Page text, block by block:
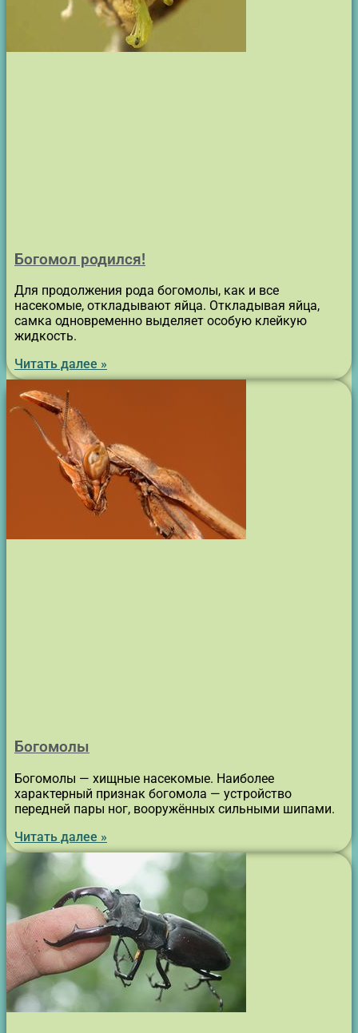
Богомол родился!
Для продолжения рода богомолы, как и все
насекомые, откладывают яйца. Откладывая яйца,
самка одновременно выделяет особую клейкую
жидкость.
Читать далее »
Богомолы
Богомолы — хищные насекомые. Наиболее
характерный признак богомола — устройство
передней пары ног, вооружённых сильными шипами.
Читать далее »